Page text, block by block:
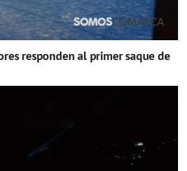
responden al primer saque de